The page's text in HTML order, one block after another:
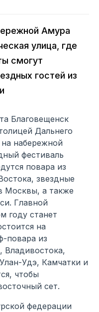
Амура
улица, где
смогут
гостей из
Благовещенск
Дальнего
набережной
фестиваль
повара из
звездные
Москвы, а также
Главной
году станет
на
повара из
Владивостока,
Удэ, Камчатки и
чтобы
сет.
федерации